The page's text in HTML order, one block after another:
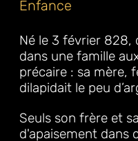
Enfance
Né le 3 février 828,
dans une famille
précaire : sa mère,
dilapidait le peu
Seuls son frère et
d'apaisement dans